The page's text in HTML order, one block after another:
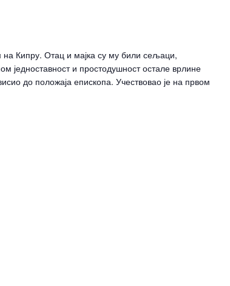
Кипру. Отац и мајка су му били сељаци,
једноставност и простодушност остале врлине
до положаја епископа. Учествовао је на првом